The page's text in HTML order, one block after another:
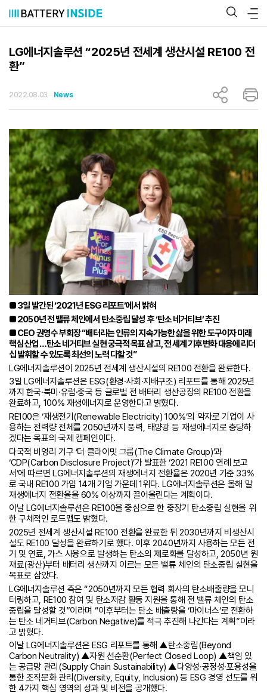
츠
LG에너지솔루션 “2025년 전세계 생산시설 RE100 전
환”
2022.08.03 News
■ 3일 발간된 ‘2021년 ESG 리포트’에서 밝혀
■ 2050년 전 밸류 체인에서 탄소중립 달성 후 ‘탄소 네거티브’ 추진
■ CEO 권영수 부회장 “배터리는 인류의 지속가능한 삶을 위한 도구이자 미래
핵심 산업…탄소 네거티브 실현 궁극적 목표 삼고, 전 세계 기후변화 대응에 리더
십 발휘할 수 있도록 최선의 노력 다할 것”
LG에너지솔루션이 2025년 전세계 생산시설의 RE100 전환을 완료한다.
3일 LG에너지솔루션은 ESG(환경·사회·지배구조) 리포트를 통해 2025년
까지 한국·북미·유럽·중국 등 글로벌 전 배터리 생산공장의 RE100 전환을
완료하고, 100% 재생에너지로 운영한다고 밝혔다.
RE100은 ‘재생전기(Renewable Electricity) 100%’의 약자로 기업이 사
용하는 전력량 전체를 2050년까지 풍력, 태양광 등 재생에너지로 충당하
겠다는 목표의 국제 캠페인이다.
다국적 비영리 기구 ‘더 클라이밋 그룹(The Climate Group)’과
‘CDP(Carbon Disclosure Project)’가 발표한 ‘2021 RE100 연례 보고
서’에 따르면 LG에너지솔루션의 재생에너지 전환율은 2020년 기준 33%
로 국내 RE100 가입 14개 기업 가운데 1위다. LG에너지솔루션은 올해 말
재생에너지 전환율을 60% 이상까지 끌어올린다는 계획이다.
이날 LG에너지솔루션은 RE100을 중심으로 한 중장기 탄소중립 실현을 위
한 구체적인 로드맵도 밝혔다.
2025년 전세계 생산시설 RE100 전환을 완료한 뒤 2030년까지 비생산시
설도 RE100 달성을 완료하기로 했다. 이후 2040년까지 사용하는 모든 전
기 및 연료, 가스 사용으로 발생하는 탄소의 제로화를 달성하고, 2050년 원
재료(광산)부터 배터리 생산까지 이르는 모든 밸류 체인의 탄소중립 실현을
목표로 삼았다.
LG에너지솔루션 측은 “2050년까지 모든 협력 회사의 탄소배출량을 모니
터링하고, RE100 참여 및 탄소저감 활동 지원을 통해 전 밸류 체인의 탄소
중립을 달성할 것”이라며 “이후부터는 탄소 배출량을 ‘마이너스’로 전환하
는 탄소 네거티브(Carbon Negative)를 적극 추진해 나간다는 계획”이라
고 밝혔다.
이날 LG에너지솔루션은 ESG 리포트를 통해 ▲탄소중립(Beyond
Carbon Neutrality) ▲자원 선순환(Perfect Closed Loop) ▲책임 있
는 공급망 관리(Supply Chain Sustainability) ▲다양성·공정성·포용성을
통한 조직문화 관리(Diversity, Equity, Inclusion) 등 ESG 경영 선도를 위
한 4가지 핵심 영역의 성과 및 비전을 공개했다.